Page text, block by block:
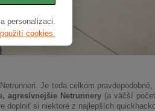
personalizaci.
cookies.
Je teda celkom pravdepodobné,
agresívnejšie Netrunnery (a väčší
doplniť si niektoré z najlepších